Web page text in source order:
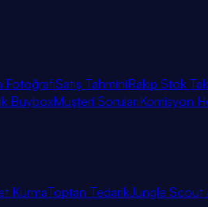
FotoğrafıSatış TahminiRakip Stok
BuyboxMüşteri SorularıKomisyon
KurmaToptan TedarikJungle Scout